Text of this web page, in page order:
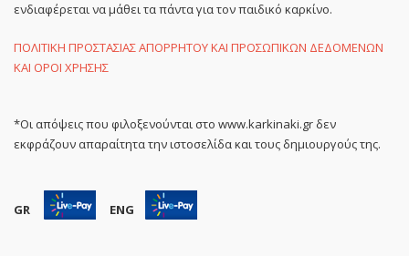
ενδιαφέρεται να μάθει τα πάντα για τον παιδικό καρκίνο.
ΠΟΛΙΤΙΚΗ ΠΡΟΣΤΑΣΙΑΣ ΑΠΟΡΡΗΤΟΥ ΚΑΙ ΠΡΟΣΩΠΙΚΩΝ ΔΕΔΟΜΕΝΩΝ
ΚΑΙ ΟΡΟΙ ΧΡΗΣΗΣ
*Οι απόψεις που φιλοξενούνται στο www.karkinaki.gr δεν
εκφράζουν απαραίτητα την ιστοσελίδα και τους δημιουργούς της.
GR ENG